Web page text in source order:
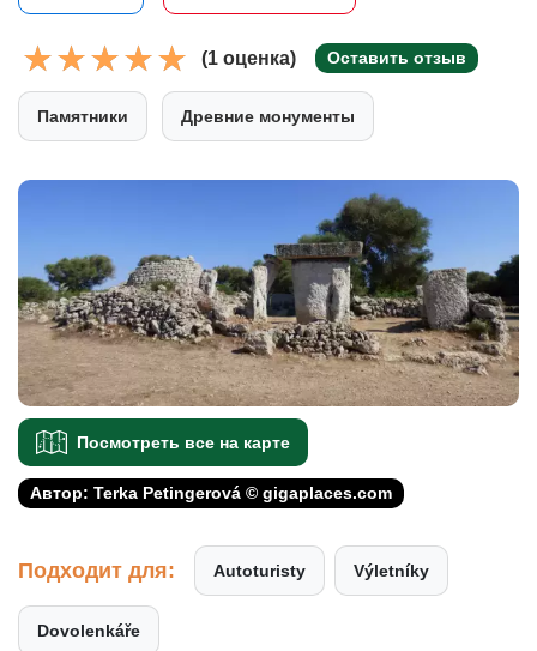
(1 оценка) Оставить отзыв
Памятники Древние монументы
Посмотреть все на карте
Автор: Terka Petingerová © gigaplaces.com
Подходит для: Autoturisty Výletníky
Dovolenkáře